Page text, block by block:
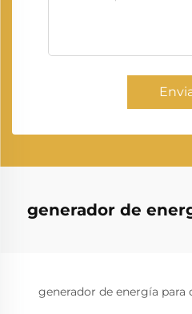
generador de
generador de energía para